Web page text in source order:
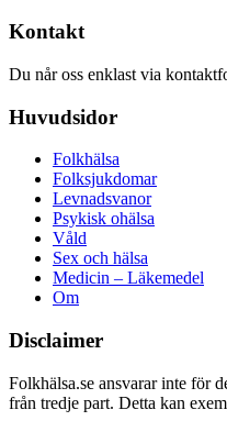
Kontakt
Du når oss enklast via
Huvudsidor
Folkhälsa
Folksjukdomar
Levnadsvanor
Psykisk ohälsa
Våld
Sex och hälsa
Medicin – Läkemedel
Om
Disclaimer
Folkhälsa.se ansvarar inte för
från tredje part. Detta kan